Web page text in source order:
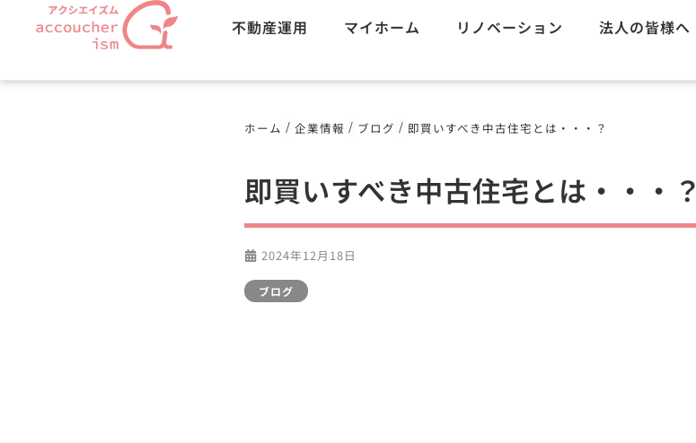
不動産運用 マイホーム リノベーション 法人の皆様へ
ホーム / 企業情報 / ブログ / 即買いすべき中古住宅とは・・・？
即買いすべき中古住宅とは・・・？
2024年12月18日
ブログ